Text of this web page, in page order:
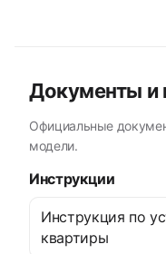
Документы и
Официальные
модели.
Инструкции
Инструкция по
квартиры